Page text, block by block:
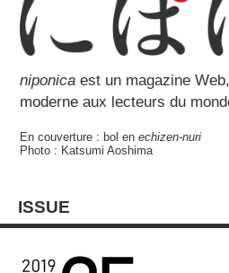
niponica est un magazine
moderne aux lecteurs du
En couverture : bol enechizen-nuri
Photo : Katsumi Aoshima
ISSUE